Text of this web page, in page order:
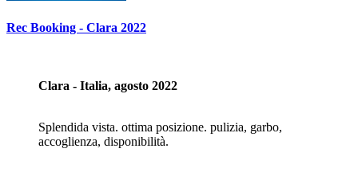
Rec Booking - Clara 2022
Clara - Italia, agosto 2022
Splendida vista. ottima posizione. pulizia, garbo,
accoglienza, disponibilità.